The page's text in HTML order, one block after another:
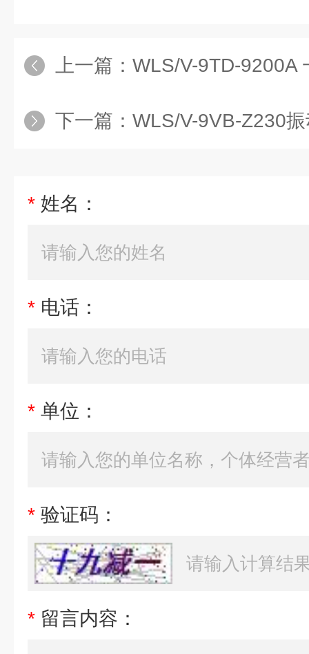
上一篇： WLS/V-9TD-9200A
下一篇： WLS/V-9VB-Z230
* 姓名：
* 电话：
* 单位：
* 验证码：
* 留言内容：